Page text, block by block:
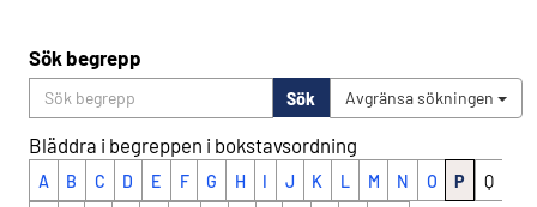
Sök begrepp
Sök Avgränsa sökningen
Bläddra i begreppen i bokstavsordning
A B C D E F G H I J K L M N O P Q